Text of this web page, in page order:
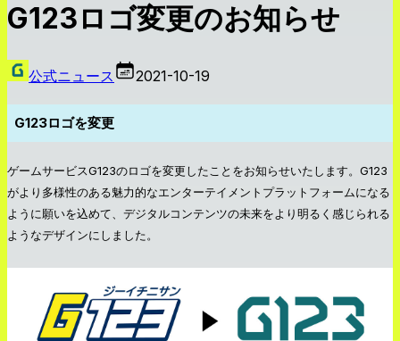
G123ロゴ変更のお知らせ
公式ニュース 2021-10-19
G123ロゴを変更
ゲームサービスG123のロゴを変更したことをお知らせいたします。G123
がより多様性のある魅力的なエンターテイメントプラットフォームになる
ように願いを込めて、デジタルコンテンツの未来をより明るく感じられる
ようなデザインにしました。